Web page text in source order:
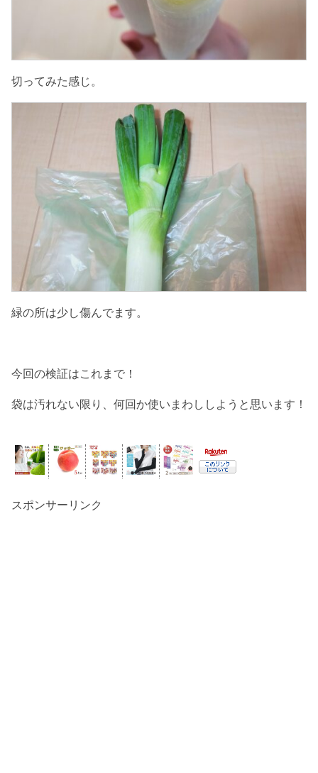
切ってみた感じ。
緑の所は少し傷んでます。
今回の検証はこれまで！
袋は汚れない限り、何回か使いまわししようと思います！
スポンサーリンク